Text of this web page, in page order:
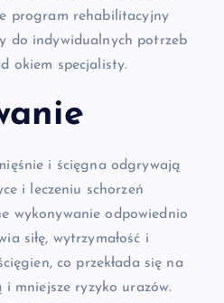
program rehabilitacyjny
do indywidualnych potrzeb
okiem specjalisty.
i ścięgna odgrywają
i leczeniu schorzeń
wykonywanie odpowiednio
siłę, wytrzymałość i
co przekłada się na
i mniejsze ryzyko urazów.